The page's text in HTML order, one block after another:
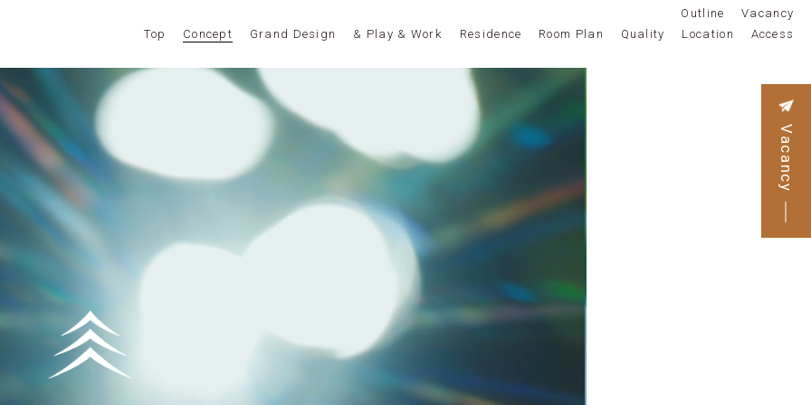
Top Concept Grand Design & Play & Work Residence Room Plan Quality Location Access
Outline Vacancy
Vacancy